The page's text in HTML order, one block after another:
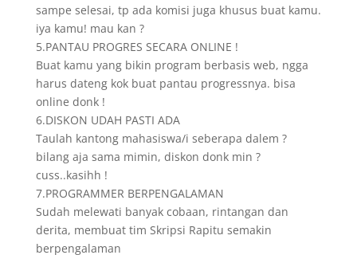
sampe selesai, tp ada komisi juga khusus buat kamu.
iya kamu! mau kan ?
5.PANTAU PROGRES SECARA ONLINE !
Buat kamu yang bikin program berbasis web, ngga
harus dateng kok buat pantau progressnya. bisa
online donk !
6.DISKON UDAH PASTI ADA
Taulah kantong mahasiswa/i seberapa dalem ?
bilang aja sama mimin, diskon donk min ?
cuss..kasihh !
7.PROGRAMMER BERPENGALAMAN
Sudah melewati banyak cobaan, rintangan dan
derita, membuat tim Skripsi Rapitu semakin
berpengalaman